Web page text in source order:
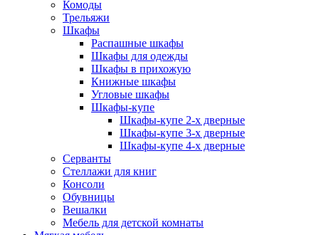
Комоды
Трельяжи
Шкафы
Распашные шкафы
Шкафы для одежды
Шкафы в прихожую
Книжные шкафы
Угловые шкафы
Шкафы-купе
Шкафы-купе 2-x дверные
Шкафы-купе 3-х дверные
Шкафы-купе 4-х дверные
Серванты
Стеллажи для книг
Консоли
Обувницы
Вешалки
Мебель для детской комнаты